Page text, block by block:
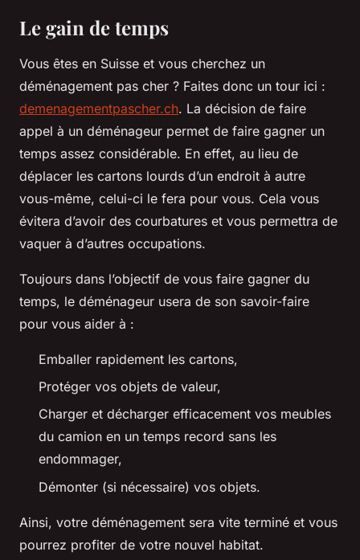
Le gain de temps
Vous êtes en Suisse et vous cherchez un
déménagement pas cher ? Faites donc un tour ici :
demenagementpascher.ch. La décision de faire
appel à un déménageur permet de faire gagner un
temps assez considérable. En effet, au lieu de
déplacer les cartons lourds d’un endroit à autre
vous-même, celui-ci le fera pour vous. Cela vous
évitera d’avoir des courbatures et vous permettra de
vaquer à d’autres occupations.
Toujours dans l’objectif de vous faire gagner du
temps, le déménageur usera de son savoir-faire
pour vous aider à :
Emballer rapidement les cartons,
Protéger vos objets de valeur,
Charger et décharger efficacement vos meubles
du camion en un temps record sans les
endommager,
Démonter (si nécessaire) vos objets.
Ainsi, votre déménagement sera vite terminé et vous
pourrez profiter de votre nouvel habitat.